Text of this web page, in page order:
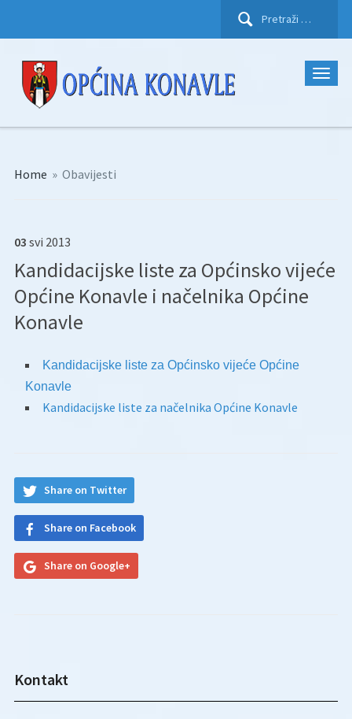
Pretraži:
Home » Obavijesti
03 svi 2013
Kandidacijske liste za Općinsko vijeće
Općine Konavle i načelnika Općine
Konavle
Kandidacijske liste za Općinsko vijeće Općine
Konavle
Kandidacijske liste za načelnika Općine Konavle
Share on Twitter
Share on Facebook
Share on Google+
Kontakt